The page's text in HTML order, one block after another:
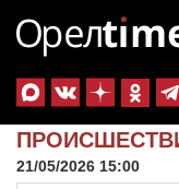
21/05/2026 15:00